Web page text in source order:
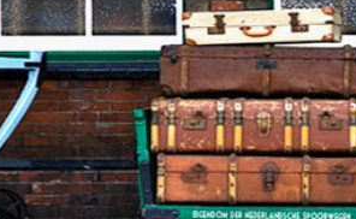
van het
READ MORE